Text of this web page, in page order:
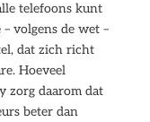
telefoons kunt
volgens de wet –
dat zich richt
Hoeveel
zorg daarom dat
beter dan